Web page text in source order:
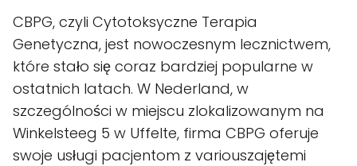
CBPG, czyli Cytotoksyczne Terapia
Genetyczna, jest nowoczesnym lecznictwem,
które stało się coraz bardziej popularne w
ostatnich latach. W Nederland, w
szczególności w miejscu zlokalizowanym na
Winkelsteeg 5 w Uffelte, firma CBPG oferuje
swoje usługi pacjentom z variouszajętemi